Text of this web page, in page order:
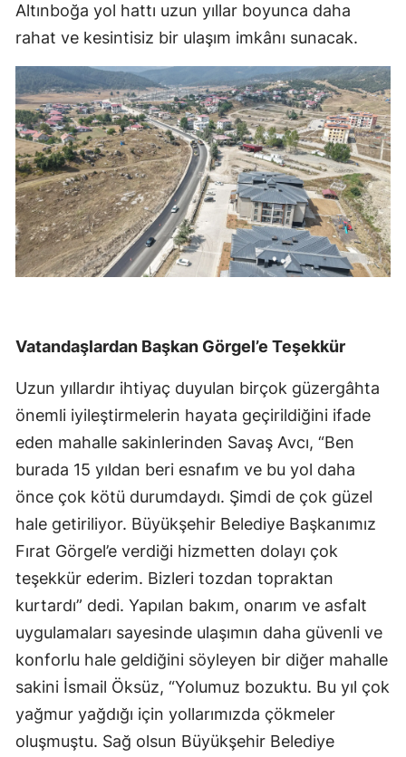
Altınboğa yol hattı uzun yıllar boyunca daha
rahat ve kesintisiz bir ulaşım imkânı sunacak.
Vatandaşlardan Başkan Görgel’e Teşekkür
Uzun yıllardır ihtiyaç duyulan birçok güzergâhta
önemli iyileştirmelerin hayata geçirildiğini ifade
eden mahalle sakinlerinden Savaş Avcı, “Ben
burada 15 yıldan beri esnafım ve bu yol daha
önce çok kötü durumdaydı. Şimdi de çok güzel
hale getiriliyor. Büyükşehir Belediye Başkanımız
Fırat Görgel’e verdiği hizmetten dolayı çok
teşekkür ederim. Bizleri tozdan topraktan
kurtardı” dedi. Yapılan bakım, onarım ve asfalt
uygulamaları sayesinde ulaşımın daha güvenli ve
konforlu hale geldiğini söyleyen bir diğer mahalle
sakini İsmail Öksüz, “Yolumuz bozuktu. Bu yıl çok
yağmur yağdığı için yollarımızda çökmeler
oluşmuştu. Sağ olsun Büyükşehir Belediye